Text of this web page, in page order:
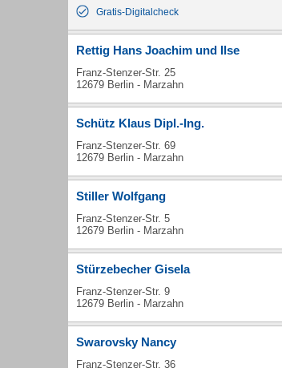
Gratis-Digitalcheck
Rettig Hans Joachim und Ilse
Franz-Stenzer-Str. 25
12679 Berlin - Marzahn
Schütz Klaus Dipl.-Ing.
Franz-Stenzer-Str. 69
12679 Berlin - Marzahn
Stiller Wolfgang
Franz-Stenzer-Str. 5
12679 Berlin - Marzahn
Stürzebecher Gisela
Franz-Stenzer-Str. 9
12679 Berlin - Marzahn
Swarovsky Nancy
Franz-Stenzer-Str. 36